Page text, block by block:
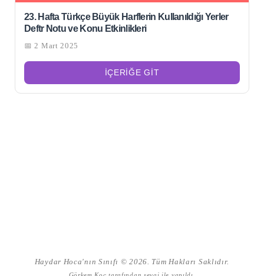
23. Hafta Türkçe Büyük Harflerin Kullanıldığı Yerler
Deftr Notu ve Konu Etkinlikleri
📅 2 Mart 2025
İÇERIĞE GIT
Haydar Hoca'nın Sınıfı © 2026. Tüm Hakları Saklıdır.